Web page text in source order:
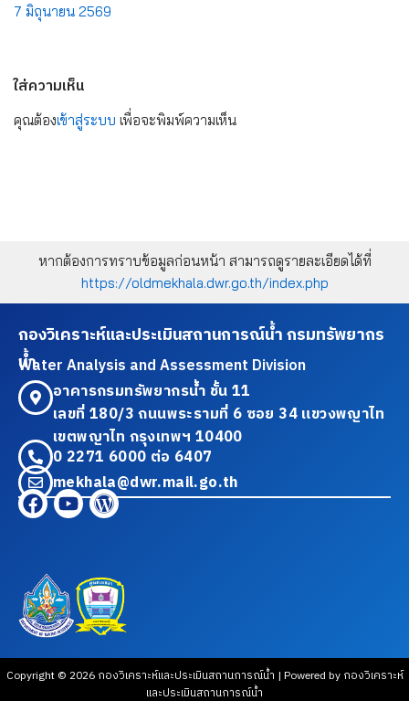
7 มิถุนายน 2569
ใส่ความเห็น
คุณต้องเข้าสู่ระบบ เพื่อจะพิมพ์ความเห็น
หากต้องการทราบข้อมูลก่อนหน้า สามารถดูรายละเอียดได้ที่
https://oldmekhala.dwr.go.th/index.php
กองวิเคราะห์และประเมินสถานการณ์น้ำ กรมทรัพยากร
น้ำ
Water Analysis and Assessment Division
อาคารกรมทรัพยากรน้ำ ชั้น 11
เลขที่ 180/3 ถนนพระรามที่ 6 ซอย 34 แขวงพญาไท
เขตพญาไท กรุงเทพฯ 10400
0 2271 6000 ต่อ 6407
mekhala@dwr.mail.go.th
Copyright © 2026 กองวิเคราะห์และประเมินสถานการณ์น้ำ | Powered by กองวิเคราะห์
และประเมินสถานการณ์น้ำ